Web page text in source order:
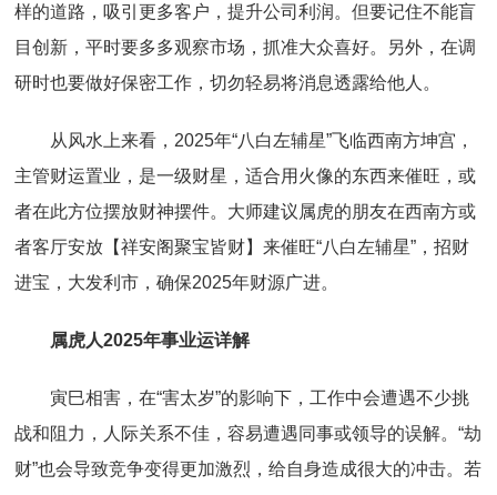
样的道路，吸引更多客户，提升公司利润。但要记住不能盲
目创新，平时要多多观察市场，抓准大众喜好。另外，在调
研时也要做好保密工作，切勿轻易将消息透露给他人。
从风水上来看，2025年“八白左辅星”飞临西南方坤宫，
主管财运置业，是一级财星，适合用火像的东西来催旺，或
者在此方位摆放财神摆件。大师建议属虎的朋友在西南方或
者客厅安放【祥安阁聚宝皆财】来催旺“八白左辅星”，招财
进宝，大发利市，确保2025年财源广进。
属虎人2025年事业运详解
寅巳相害，在“害太岁”的影响下，工作中会遭遇不少挑
战和阻力，人际关系不佳，容易遭遇同事或领导的误解。“劫
财”也会导致竞争变得更加激烈，给自身造成很大的冲击。若